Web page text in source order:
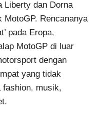
Liberty dan Dorna
Rencananya
pada Eropa,
MotoGP di luar
dengan
yang tidak
fashion, musik,